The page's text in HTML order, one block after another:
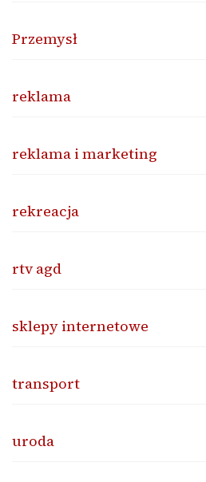
Przemysł
reklama
reklama i marketing
rekreacja
rtv agd
sklepy internetowe
transport
uroda